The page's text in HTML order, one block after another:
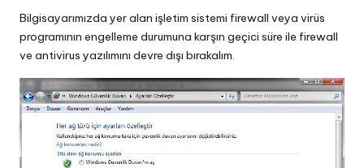
Bilgisayarımızda yer alan işletim sistemi firewall veya virüs
programının engelleme durumuna karşın geçici süre ile firewall
ve antivirus yazılımını devre dışı bırakalım.